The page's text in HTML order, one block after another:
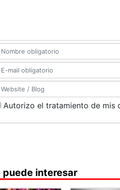
Autorizo el tratamiento de mis
puede interesar